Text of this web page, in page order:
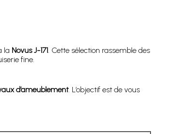
la Novus J-171. Cette sélection rassemble des
fine.
d’ameublement. L’objectif est de vous